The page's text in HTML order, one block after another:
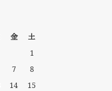
金
土
1
7
8
14
15